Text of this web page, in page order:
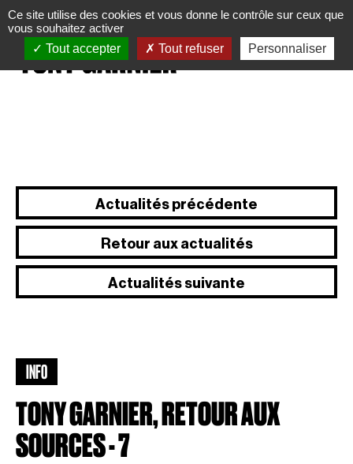
Actualités précédente
Retour aux actualités
Actualités suivante
INFO
TONY GARNIER, RETOUR AUX
SOURCES - 7
Panneau de gestion des cookies
Ce site utilise des cookies et vous donne le contrôle sur ceux que
vous souhaitez activer
Tout accepter
Tout refuser Personnaliser